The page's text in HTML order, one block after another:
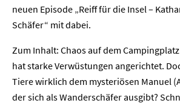
neuen Episode „Reiff für die Insel –
Schäfer“ mit dabei.
Zum Inhalt: Chaos auf dem
hat starke Verwüstungen angerichtet.
Tiere wirklich dem mysteriösen Manuel
der sich als Wanderschäfer ausgibt?